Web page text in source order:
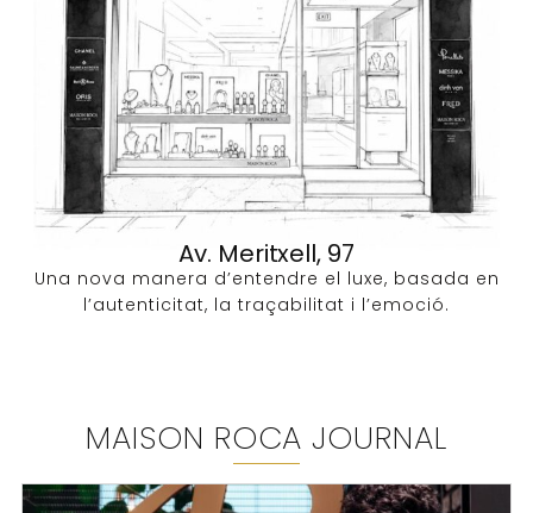
Av. Meritxell, 97
Una nova manera d’entendre el luxe, basada en
l’autenticitat, la traçabilitat i l’emoció.
MAISON ROCA JOURNAL